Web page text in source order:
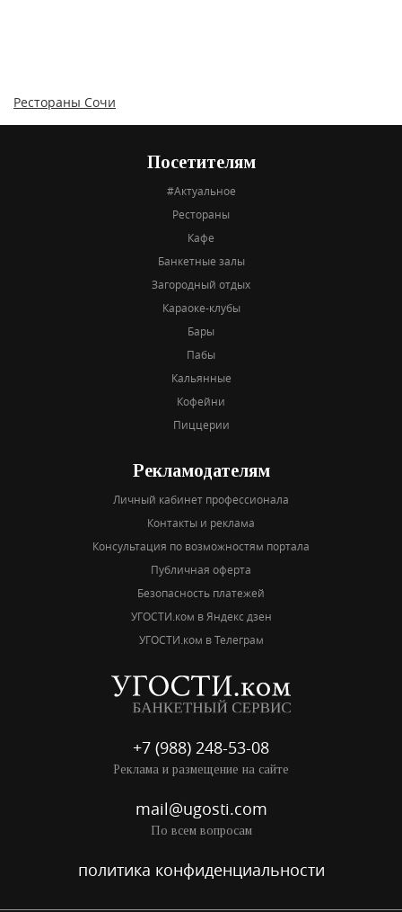
Рестораны Сочи
Посетителям
#Актуальное
Рестораны
Кафе
Банкетные залы
Загородный отдых
Караоке-клубы
Бары
Пабы
Кальянные
Кофейни
Пиццерии
Рекламодателям
Личный кабинет профессионала
Контакты и реклама
Консультация по возможностям портала
Публичная оферта
Безопасность платежей
УГОСТИ.ком в Яндекс дзен
УГОСТИ.ком в Телеграм
+7 (988) 248-53-08
Реклама и размещение на сайте
mail@ugosti.com
По всем вопросам
политика конфиденциальности